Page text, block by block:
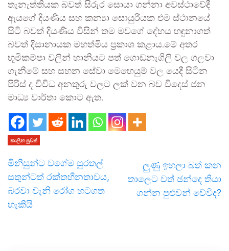
තැනැත්තියක බවත් සිරුර සොයා ගන්නා අවස්ථාවේදී
ඇයගේ දියණිය සහ කන්‍යා සොයුරියක එම ස්ථානයේ
සිටි බවත් දියණිය විසින් තම මවගේ දේහය හඳුනාගත්
බවත් දිසානායක මහත්මිය ප්‍රකාශ කළාය.මේ අතර
භූමිකම්පා වලින් හානියට පත් ගොඩනැගිලි වල ගලවා
ගැනීමේ සහ සහන සේවා මෙහෙයුම් වල යෙදී සිටින
පිරිස් ද විවිධ අනතුරු වලට ලක් වන බව විදෙස් ජන
මාධ්‍ය වාර්තා කොට ඇත.
කාලීන පුවත්
මිනිසුන්ට වගේම සුරතල්
සතුන්ටත් රක්තහීනතාවය,
බරවා වැනි රෝග හටගත
හැකියි
ලුණු ඉහලා බත් කන
තාලෙට වත් ඡන්දෙ තියා
ගන්න පුළුවන් වේවිද?